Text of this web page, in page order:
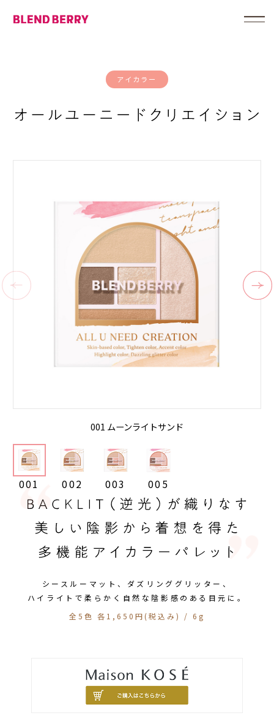
アイカラー
001 ムーンライトサンド
001 002 003 005
シースルーマット、ダズリンググリッター、
ハイライトで柔らかく自然な陰影感のある目元に。
全5色 各1,650円(税込み) / 6g